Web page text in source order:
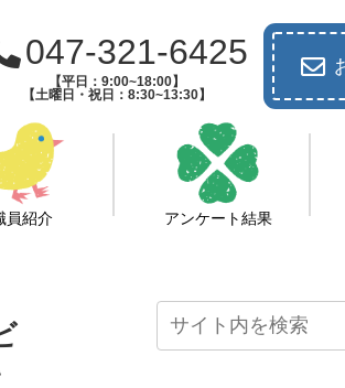
047-321-6425
【平日：9:00~18:00】
【土曜日・祝日：8:30~13:30】
員紹介 アンケート結果